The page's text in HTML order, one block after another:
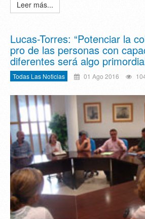
Leer más...
Lucas-Torres: “Potenciar la
pro de las personas con
diferentes será algo
Todas Las Noticias 01 Ago 2016